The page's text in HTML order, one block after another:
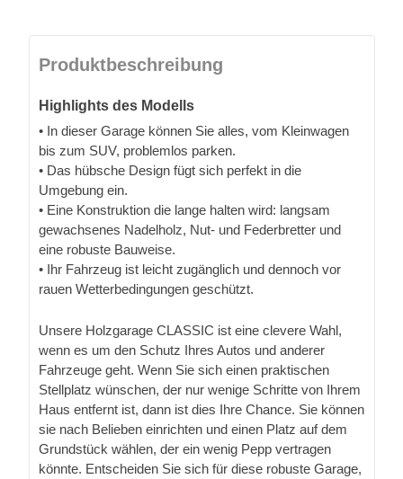
Produktbeschreibung
Highlights des Modells
• In dieser Garage können Sie alles, vom Kleinwagen
bis zum SUV, problemlos parken.
• Das hübsche Design fügt sich perfekt in die
Umgebung ein.
• Eine Konstruktion die lange halten wird: langsam
gewachsenes Nadelholz, Nut- und Federbretter und
eine robuste Bauweise.
• Ihr Fahrzeug ist leicht zugänglich und dennoch vor
rauen Wetterbedingungen geschützt.
Unsere Holzgarage CLASSIC ist eine clevere Wahl,
wenn es um den Schutz Ihres Autos und anderer
Fahrzeuge geht. Wenn Sie sich einen praktischen
Stellplatz wünschen, der nur wenige Schritte von Ihrem
Haus entfernt ist, dann ist dies Ihre Chance. Sie können
sie nach Belieben einrichten und einen Platz auf dem
Grundstück wählen, der ein wenig Pepp vertragen
könnte. Entscheiden Sie sich für diese robuste Garage,